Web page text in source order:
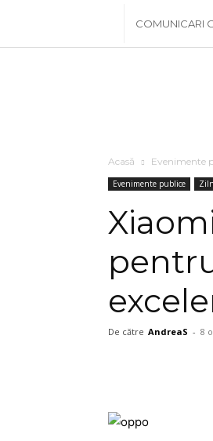
www.PRescu.ro
COMUNICARI
Acasă Evenimente
Evenimente publice
De către AndreaS - 8